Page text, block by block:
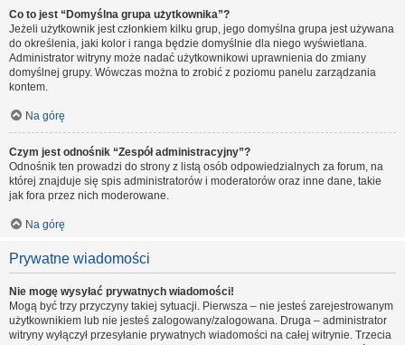
Co to jest “Domyślna grupa użytkownika”?
Jeżeli użytkownik jest członkiem kilku grup, jego domyślna grupa jest używana
do określenia, jaki kolor i ranga będzie domyślnie dla niego wyświetlana.
Administrator witryny może nadać użytkownikowi uprawnienia do zmiany
domyślnej grupy. Wówczas można to zrobić z poziomu panelu zarządzania
kontem.
Na górę
Czym jest odnośnik “Zespół administracyjny”?
Odnośnik ten prowadzi do strony z listą osób odpowiedzialnych za forum, na
której znajduje się spis administratorów i moderatorów oraz inne dane, takie
jak fora przez nich moderowane.
Na górę
Prywatne wiadomości
Nie mogę wysyłać prywatnych wiadomości!
Mogą być trzy przyczyny takiej sytuacji. Pierwsza – nie jesteś zarejestrowanym
użytkownikiem lub nie jesteś zalogowany/zalogowana. Druga – administrator
witryny wyłączył przesyłanie prywatnych wiadomości na całej witrynie. Trzecia